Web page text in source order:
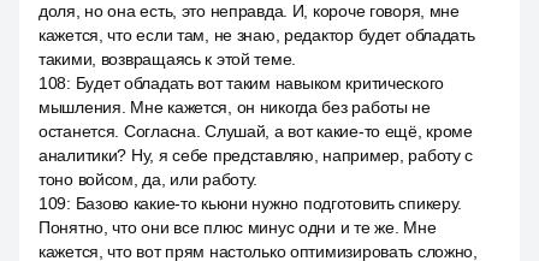
доля, но она есть, это неправда. И, короче говоря, мне
кажется, что если там, не знаю, редактор будет обладать
такими, возвращаясь к этой теме.
108: Будет обладать вот таким навыком критического
мышления. Мне кажется, он никогда без работы не
останется. Согласна. Слушай, а вот какие-то ещё, кроме
аналитики? Ну, я себе представляю, например, работу с
тоно войсом, да, или работу.
109: Базово какие-то кьюни нужно подготовить спикеру.
Понятно, что они все плюс минус одни и те же. Мне
кажется, что вот прям настолько оптимизировать сложно,